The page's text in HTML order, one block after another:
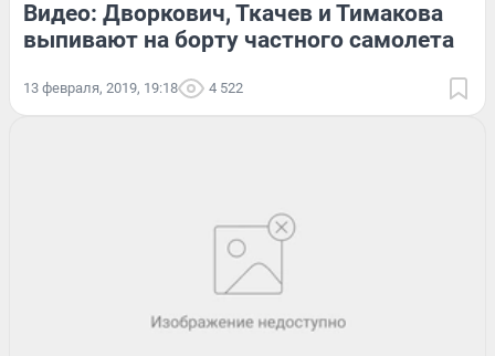
Видео: Дворкович, Ткачев и Тимакова
выпивают на борту частного самолета
13 февраля, 2019, 19:18 4 522